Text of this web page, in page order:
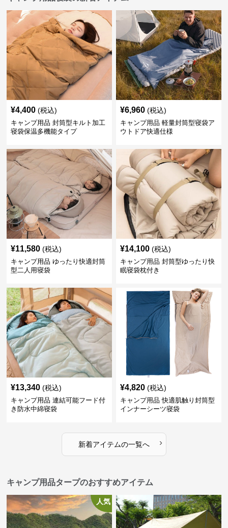
¥4,400 (税込)
キャンプ用品 封筒型キルト加工
寝袋保温多機能タイプ
¥6,960 (税込)
キャンプ用品 軽量封筒型寝袋ア
ウトドア快適仕様
¥11,580 (税込)
キャンプ用品 ゆったり快適封筒
型二人用寝袋
¥14,100 (税込)
キャンプ用品 封筒型ゆったり快
眠寝袋枕付き
¥13,340 (税込)
キャンプ用品 連結可能フード付
き防水中綿寝袋
¥4,820 (税込)
キャンプ用品 快適肌触り封筒型
インナーシーツ寝袋
新着アイテムの一覧へ ›
キャンプ用品タープのおすすめアイテム
人気